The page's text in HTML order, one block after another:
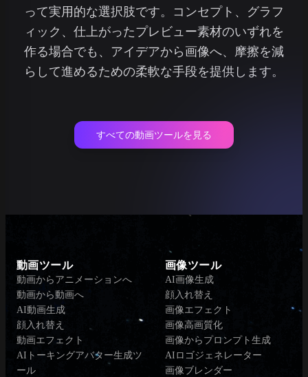
って実用的な選択肢です。コンセプト、グラフ
ィック、仕上がったプレビュー素材のいずれを
作る場合でも、アイデアから画像へ、摩擦を減
らして進めるための柔軟な手段を提供します。
すべての動画ツールを見る
動画ツール
動画からアニメーションへ
動画から動画へ
AI動画生成
顔入れ替え
動画エフェクト
AIトーキングアバター生成ツ
ール
画像ツール
AI画像生成
顔入れ替え
画像エフェクト
画像高画質化
画像からプロンプト生成
AIロゴジェネレーター
画像ブレンダー